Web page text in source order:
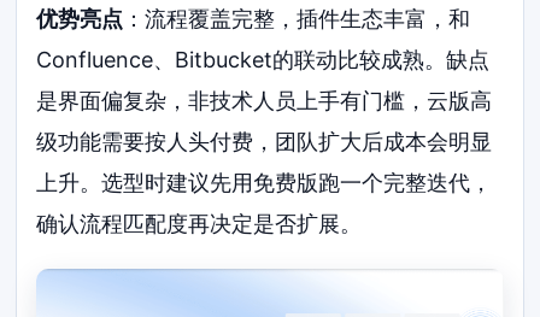
优势亮点 ：流程覆盖完整，插件生态丰富，和
Confluence、Bitbucket的联动比较成熟。缺点
是界面偏复杂，非技术人员上手有门槛，云版高
级功能需要按人头付费，团队扩大后成本会明显
上升。选型时建议先用免费版跑一个完整迭代，
确认流程匹配度再决定是否扩展。